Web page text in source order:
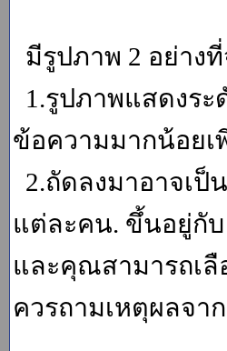
มีรูปภาพ 2 อย่าง
1.รูปภาพแสดงร
ข้อความมากน้อยเ
2.ถัดลงมาอาจเ
แต่ละคน. ขึ้นอยู่กับ
และคุณสามารถเ
ควรถามเหตุผลจา